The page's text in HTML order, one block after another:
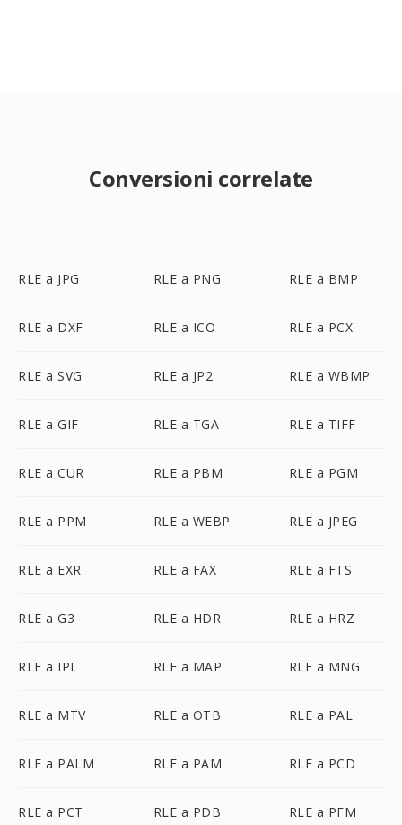
Conversioni correlate
RLE a JPG RLE a PNG RLE a BMP
RLE a DXF RLE a ICO RLE a PCX
RLE a SVG RLE a JP2 RLE a WBMP
RLE a GIF RLE a TGA RLE a TIFF
RLE a CUR RLE a PBM RLE a PGM
RLE a PPM RLE a WEBP RLE a JPEG
RLE a EXR RLE a FAX RLE a FTS
RLE a G3 RLE a HDR RLE a HRZ
RLE a IPL RLE a MAP RLE a MNG
RLE a MTV RLE a OTB RLE a PAL
RLE a PALM RLE a PAM RLE a PCD
RLE a PCT RLE a PDB RLE a PFM